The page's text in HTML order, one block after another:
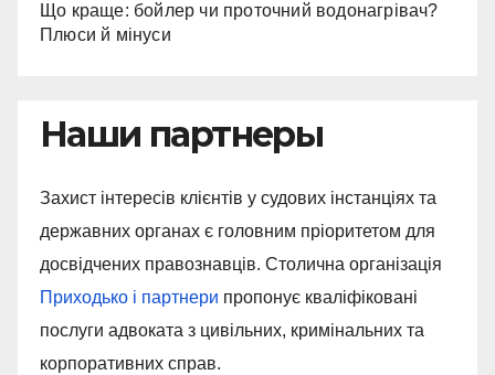
Що краще: бойлер чи проточний водонагрівач?
Плюси й мінуси
Наши партнеры
Захист інтересів клієнтів у судових інстанціях та
державних органах є головним пріоритетом для
досвідчених правознавців. Столична організація
Приходько і партнери пропонує кваліфіковані
послуги адвоката з цивільних, кримінальних та
корпоративних справ.